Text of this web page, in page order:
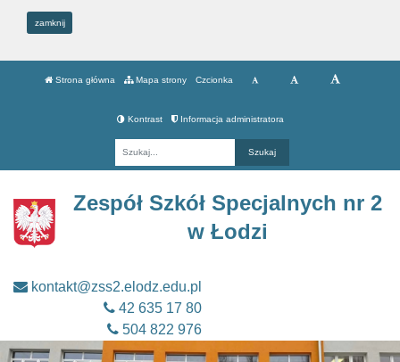
zamknij
Strona główna Mapa strony Czcionka
Kontrast Informacja administratora
Zespół Szkół Specjalnych nr 2
w Łodzi
kontakt@zss2.elodz.edu.pl
42 635 17 80
504 822 976